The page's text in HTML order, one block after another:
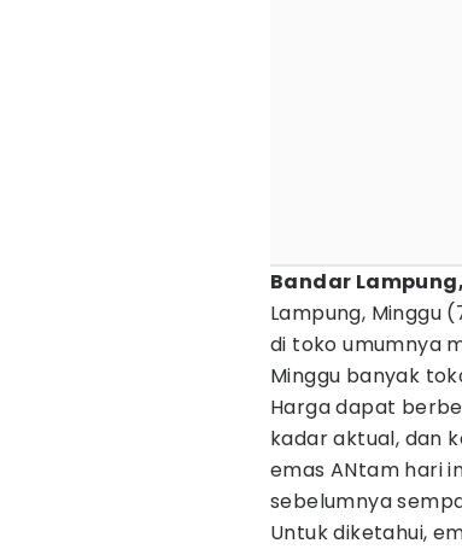
Bandar
Lampung, Minggu
di toko umumnya
Minggu banyak
Harga dapat
kadar aktual, dan
emas ANtam hari
sebelumnya
Untuk diketahui,